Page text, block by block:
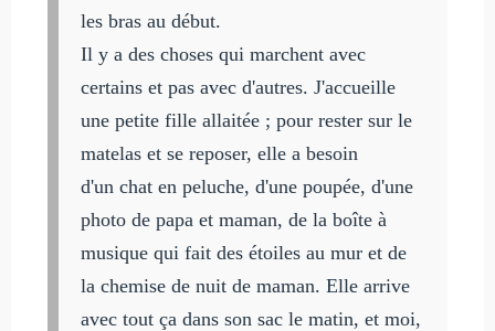
les bras au début.
Il y a des choses qui marchent avec
certains et pas avec d'autres. J'accueille
une petite fille allaitée ; pour rester sur le
matelas et se reposer, elle a besoin
d'un chat en peluche, d'une poupée, d'une
photo de papa et maman, de la boîte à
musique qui fait des étoiles au mur et de
la chemise de nuit de maman. Elle arrive
avec tout ça dans son sac le matin, et moi,